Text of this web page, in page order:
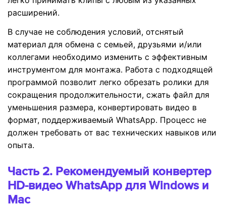
расширений.
В случае не соблюдения условий, отснятый
материал для обмена с семьей, друзьями и/или
коллегами необходимо изменить с эффективным
инструментом для монтажа. Работа с подходящей
программой позволит легко обрезать ролики для
сокращения продолжительности, сжать файл для
уменьшения размера, конвертировать видео в
формат, поддерживаемый WhatsApp. Процесс не
должен требовать от вас технических навыков или
опыта.
Часть 2. Рекомендуемый конвертер
HD-видео WhatsApp для Windows и
Mac